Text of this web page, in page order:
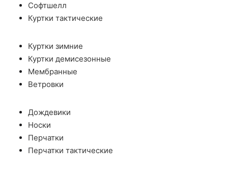
Софтшелл
Куртки тактические
Куртки зимние
Куртки демисезонные
Мембранные
Ветровки
Дождевики
Носки
Перчатки
Перчатки тактические